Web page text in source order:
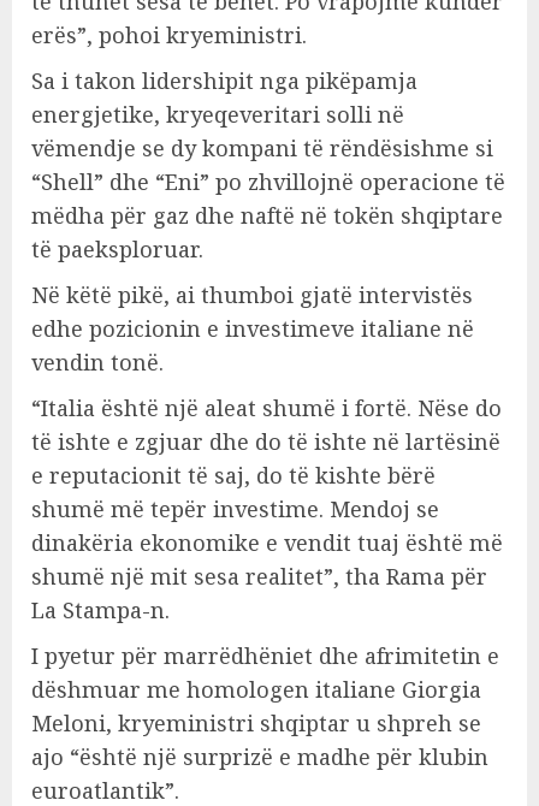
erës”, pohoi kryeministri.
Sa i takon lidershipit nga pikëpamja
energjetike, kryeqeveritari solli në
vëmendje se dy kompani të rëndësishme si
“Shell” dhe “Eni” po zhvillojnë operacione të
mëdha për gaz dhe naftë në tokën shqiptare
të paeksploruar.
Në këtë pikë, ai thumboi gjatë intervistës
edhe pozicionin e investimeve italiane në
vendin tonë.
“Italia është një aleat shumë i fortë. Nëse do
të ishte e zgjuar dhe do të ishte në lartësinë
e reputacionit të saj, do të kishte bërë
shumë më tepër investime. Mendoj se
dinakëria ekonomike e vendit tuaj është më
shumë një mit sesa realitet”, tha Rama për
La Stampa-n.
I pyetur për marrëdhëniet dhe afrimitetin e
dëshmuar me homologen italiane Giorgia
Meloni, kryeministri shqiptar u shpreh se
ajo “është një surprizë e madhe për klubin
euroatlantik”.